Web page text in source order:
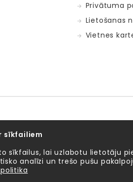
Privātuma
Lietošanas
Vietnes
EBULOBO
sīkfailiem
sīkfailus, lai uzlabotu lietotāju
analīzi un trešo pušu